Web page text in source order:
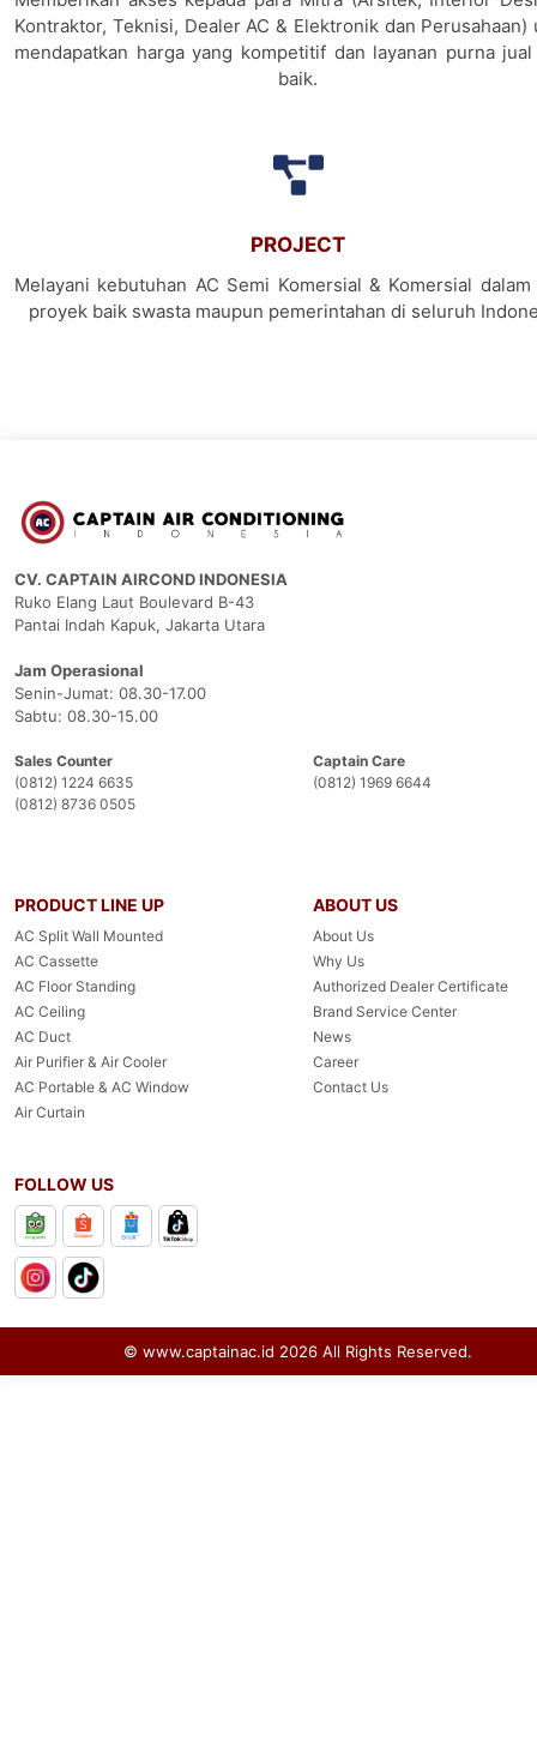
Kontraktor, Teknisi, Dealer AC & Elektronik dan Perusahaan)
mendapatkan harga yang kompetitif dan layanan purna
baik.
PROJECT
Melayani kebutuhan AC Semi Komersial & Komersial dalam
proyek baik swasta maupun pemerintahan di seluruh
CV. CAPTAIN AIRCOND INDONESIA
Ruko Elang Laut Boulevard B-43
Pantai Indah Kapuk, Jakarta Utara
Jam Operasional
Senin-Jumat: 08.30-17.00
Sabtu: 08.30-15.00
Sales Counter
(0812) 1224 6635
(0812) 8736 0505
Captain Care
(0812) 1969 6644
PRODUCT LINE UP
AC Split Wall Mounted
AC Cassette
AC Floor Standing
AC Ceiling
AC Duct
Air Purifier & Air Cooler
AC Portable & AC Window
Air Curtain
ABOUT US
About Us
Why Us
Authorized Dealer Certificate
Brand Service Center
News
Career
Contact Us
FOLLOW US
© www.captainac.id 2026 All Rights Reserved.